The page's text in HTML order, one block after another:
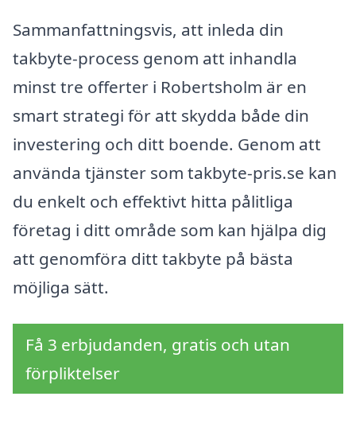
Sammanfattningsvis, att inleda din
takbyte-process genom att inhandla
minst tre offerter i Robertsholm är en
smart strategi för att skydda både din
investering och ditt boende. Genom att
använda tjänster som takbyte-pris.se kan
du enkelt och effektivt hitta pålitliga
företag i ditt område som kan hjälpa dig
att genomföra ditt takbyte på bästa
möjliga sätt.
Få 3 erbjudanden, gratis och utan
förpliktelser